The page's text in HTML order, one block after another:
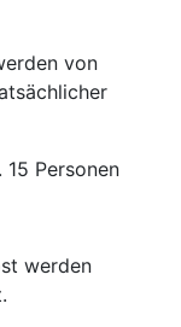
von
15 Personen
werden